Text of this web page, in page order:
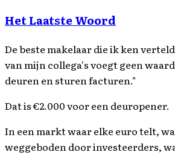
Het Laatste Woord
De beste makelaar die ik ken
van mijn collega's voegt geen
deuren en sturen facturen."
Dat is €2.000 voor een deuropener.
In een markt waar elke euro telt,
weggeboden door investeerders,